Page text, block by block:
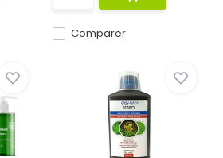
Comparer